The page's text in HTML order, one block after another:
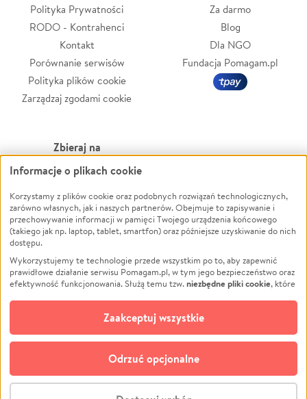
Polityka Prywatności
RODO - Kontrahenci
Kontakt
Porównanie serwisów
Polityka plików cookie
Zarządzaj zgodami cookie
Za darmo
Blog
Dla NGO
Fundacja Pomagam.pl
Zbieraj na
Leczenie
Zwierzęta
Pożar
Ukraina
Pomoc Finansowa
Projekty
Pogrzeb
Społeczność lokalna
Kultura
Powódź
Wichura
NGO
Edukacja
Podróż
Impreza
Ochrona środowiska
Biznes
© CROWDING SP. Z O.O.
Informacje o plikach cookie
Korzystamy z plików cookie oraz podobnych rozwiązań technologicznych,
zarówno własnych, jak i naszych partnerów. Obejmuje to zapisywanie i
przechowywanie informacji w pamięci Twojego urządzenia końcowego
(takiego jak np. laptop, tablet, smartfon) oraz późniejsze uzyskiwanie do nich
dostępu.
Wykorzystujemy te technologie przede wszystkim po to, aby zapewnić
prawidłowe działanie serwisu Pomagam.pl, w tym jego bezpieczeństwo oraz
efektywność funkcjonowania. Służą temu tzw.niezbędne pliki cookie, które
opcjonalnych plików cookie
technologii do celów analitycznych i retargetingowych. Możesz wyrazić
zgodę na ich stosowanie lub jej odmówić. W dowolnym momencie masz
możliwość zmiany swoich preferencji na stronie „Zarządzaj zgodami cookie”,
do której link znajdziesz w stopce serwisu Pomagam.pl. Opcjonalne pliki
cookie wykorzystywane są w następujących celach:
Odrzuć opcjonalne
Zaakceptuj wszystkie